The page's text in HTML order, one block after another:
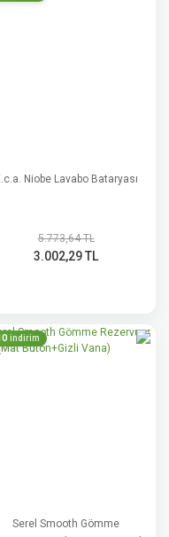
Niobe Lavabo Bataryası
5.773,64 TL
3.002,29 TL
indirim
Serel Smooth Gömme